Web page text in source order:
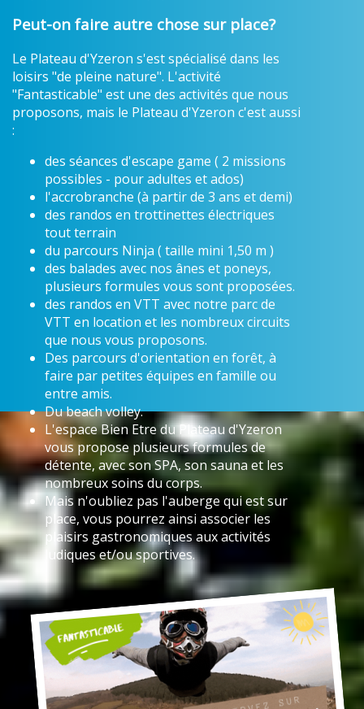
Peut-on faire autre chose sur place?
Le Plateau d'Yzeron s'est spécialisé dans les
loisirs "de pleine nature". L'activité
"Fantasticable" est une des activités que nous
proposons, mais le Plateau d'Yzeron c'est aussi
:
des séances d'escape game ( 2 missions
possibles - pour adultes et ados)
l'accrobranche (à partir de 3 ans et demi)
des randos en trottinettes électriques
tout terrain
du parcours Ninja ( taille mini 1,50 m )
des balades avec nos ânes et poneys,
plusieurs formules vous sont proposées.
des randos en VTT avec notre parc de
VTT en location et les nombreux circuits
que nous vous proposons.
Des parcours d'orientation en forêt, à
faire par petites équipes en famille ou
entre amis.
Du beach volley.
L'espace Bien Etre du Plateau d'Yzeron
vous propose plusieurs formules de
détente, avec son SPA, son sauna et les
nombreux soins du corps.
Mais n'oubliez pas l'auberge qui est sur
place, vous pourrez ainsi associer les
plaisirs gastronomiques aux activités
ludiques et/ou sportives.